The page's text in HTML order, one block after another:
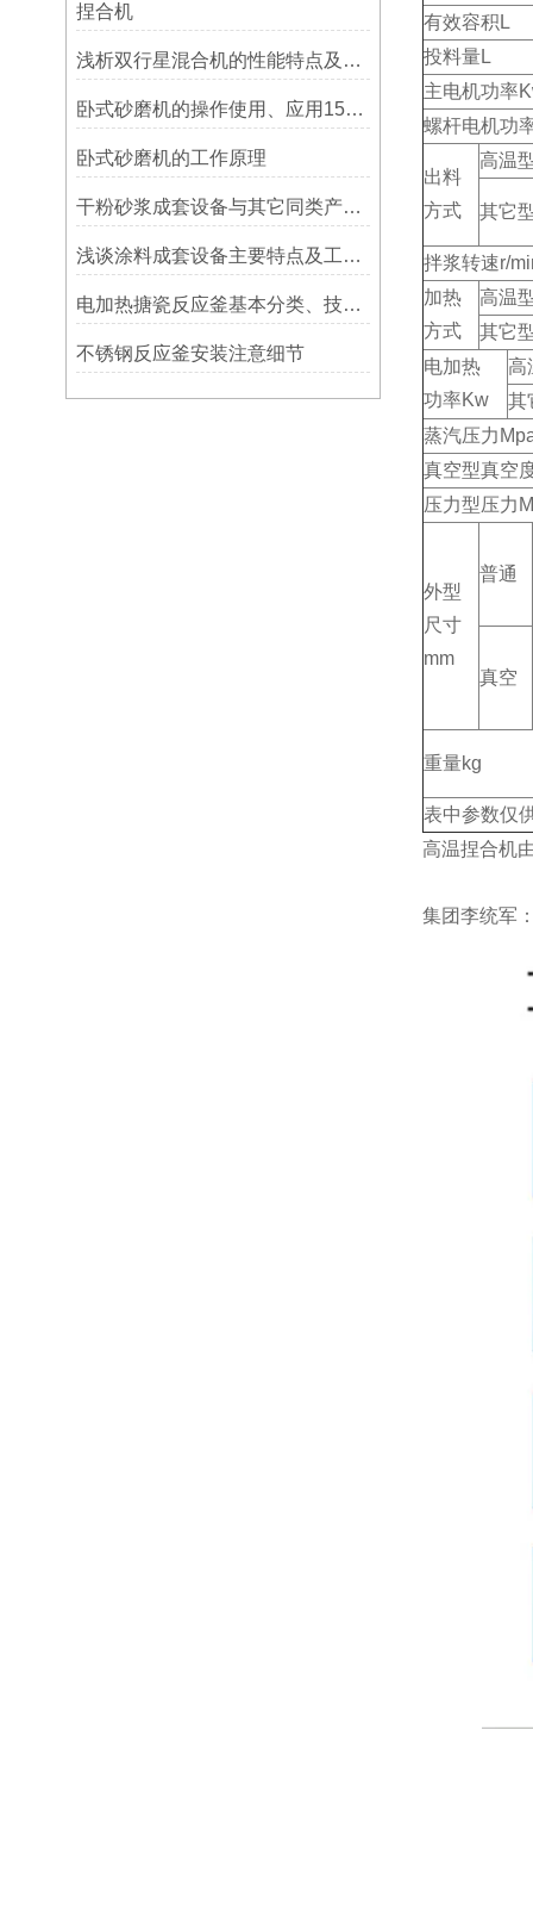
捏合机
浅析双行星混合机的性能特点及工作原理
卧式砂磨机的操作使用、应用15853548638
卧式砂磨机的工作原理
干粉砂浆成套设备与其它同类产品相比优点是什么
浅谈涂料成套设备主要特点及工艺流程
电加热搪瓷反应釜基本分类、技术参数
不锈钢反应釜安装注意细节
有效容积L
投料量L
主电机功率
螺杆电机功
出料
方式
高温
其它
拌浆转速r/
加热
方式
高温
其它
电加热
功率Kw
高
其
蒸汽压力
真空型真空
压力型压力
外型
尺寸
mm
普通
真空
重量kg
表中参数仅
高温捏合机
集团李统军